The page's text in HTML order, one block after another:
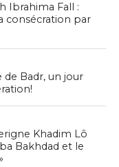
Ibrahima Fall :
consécration par
de Badr, un jour
Khadim Lô
Bakhdad et le